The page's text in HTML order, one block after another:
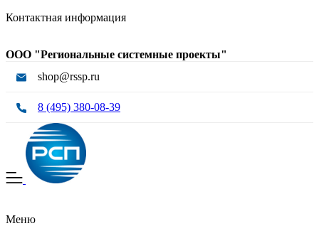
Контактная информация
ООО "Региональные системные проекты"
shop@rssp.ru
8 (495) 380-08-39
Меню